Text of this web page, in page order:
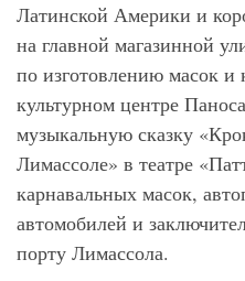
Латинской Америки и
на главной магазинной
по изготовлению масок
культурном центре
музыкальную сказку
Лимассоле» в театре
карнавальных масок,
автомобилей и
порту Лимассола.